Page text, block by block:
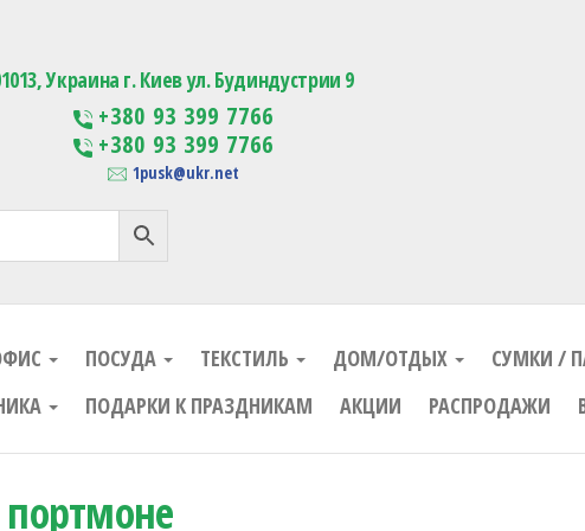
Изготовление сувенирной продукции с логотипом
Украина г. Киев ул. Будиндустрии 9
+380 93 399 7766
+380 93 399 7766
1pusk@ukr.net
ПОСУДА ТЕКСТИЛЬ ДОМ/ОТДЫХ
СУМКИ /
ПОДАРКИ К ПРАЗДНИКАМ АКЦИИ РАСПРОДАЖИ